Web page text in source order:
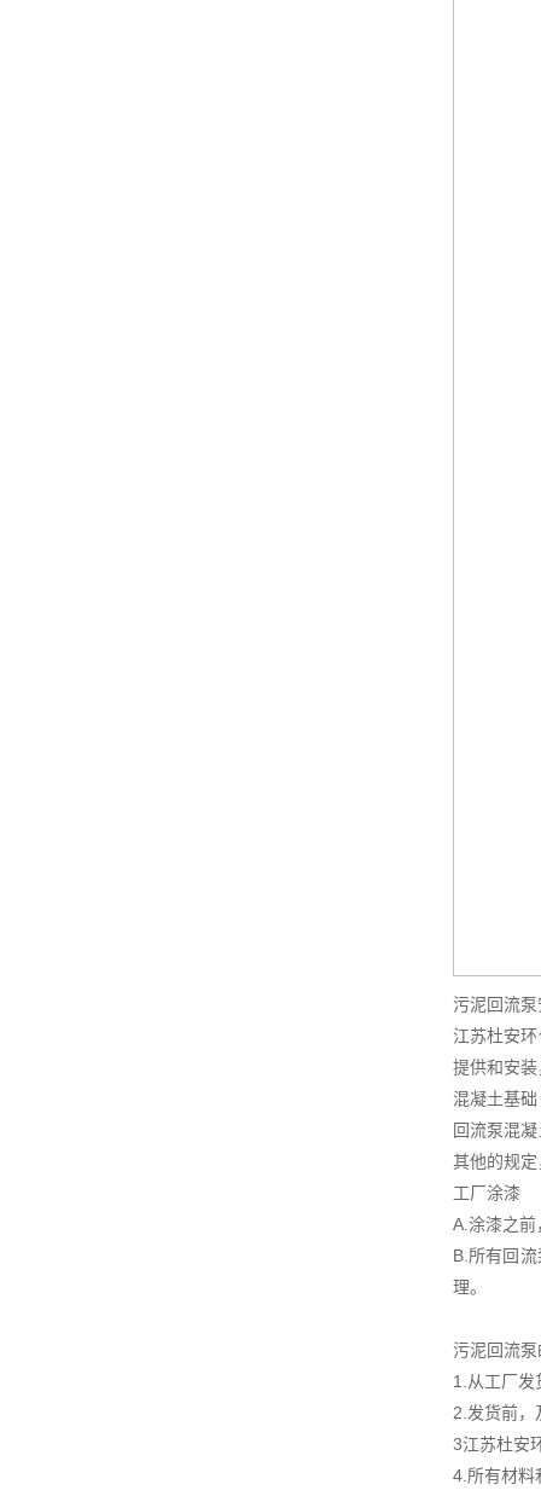
污泥回流
江苏杜安
提供和安
混凝土基础
回流泵混
其他的规
工厂涂漆
A.涂漆之
B.所有回
理。
污泥回流
1.从工厂发
2.发货前，
3江苏杜安
4.所有材料